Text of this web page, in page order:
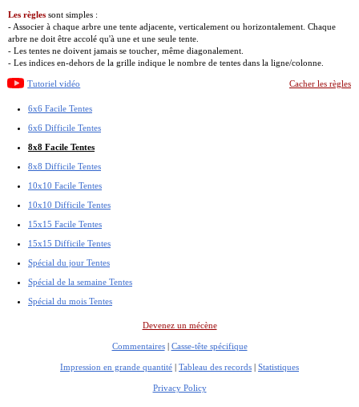
Les règles sont simples :
- Associer à chaque arbre une tente adjacente, verticalement ou horizontalement. Chaque
arbre ne doit être accolé qu'à une et une seule tente.
- Les tentes ne doivent jamais se toucher, même diagonalement.
- Les indices en-dehors de la grille indique le nombre de tentes dans la ligne/colonne.
Tutoriel vidéo Cacher les règles
6x6 Facile Tentes
6x6 Difficile Tentes
8x8 Facile Tentes
8x8 Difficile Tentes
10x10 Facile Tentes
10x10 Difficile Tentes
15x15 Facile Tentes
15x15 Difficile Tentes
Spécial du jour Tentes
Spécial de la semaine Tentes
Spécial du mois Tentes
Devenez un mécène
Commentaires| Casse-tête spécifique
Impression en grande quantité | Tableau des records | Statistiques
Privacy Policy